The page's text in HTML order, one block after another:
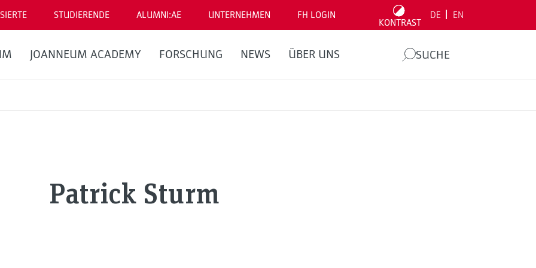
STUDIERENDE ALUMNI:AE UNTERNEHMEN FH LOGIN
KONTRAST
DE EN
JOANNEUM ACADEMY FORSCHUNG NEWS ÜBER UNS SUCHE
Patrick Sturm